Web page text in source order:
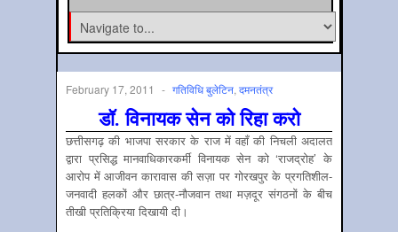
February 17, 2011 - गतिविधि बुलेटिन, दमनतंत्र
डॉ. विनायक सेन को रिहा करो
छत्तीसगढ़ की भाजपा सरकार के राज में वहाँ की निचली अदालत
द्वारा प्रसिद्ध मानवाधिकारकर्मी विनायक सेन को ‘राजद्रोह’ के
आरोप में आजीवन कारावास की सज़ा पर गोरखपुर के प्रगतिशील-
जनवादी हलकों और छात्र-नौजवान तथा मज़दूर संगठनों के बीच
तीखी प्रतिक्रिया दिखायी दी।